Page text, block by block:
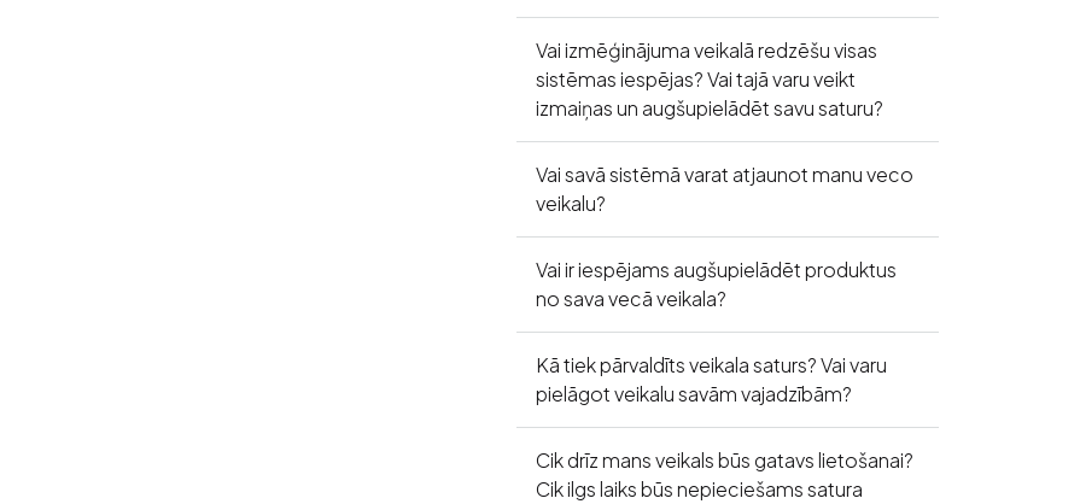
Vai izmēģinājuma veikalā redzēšu visas
sistēmas iespējas? Vai tajā varu veikt
izmaiņas un augšupielādēt savu saturu?
Vai savā sistēmā varat atjaunot manu veco
veikalu?
Vai ir iespējams augšupielādēt produktus
no sava vecā veikala?
Kā tiek pārvaldīts veikala saturs? Vai varu
pielāgot veikalu savām vajadzībām?
Cik drīz mans veikals būs gatavs lietošanai?
Cik ilgs laiks būs nepieciešams satura